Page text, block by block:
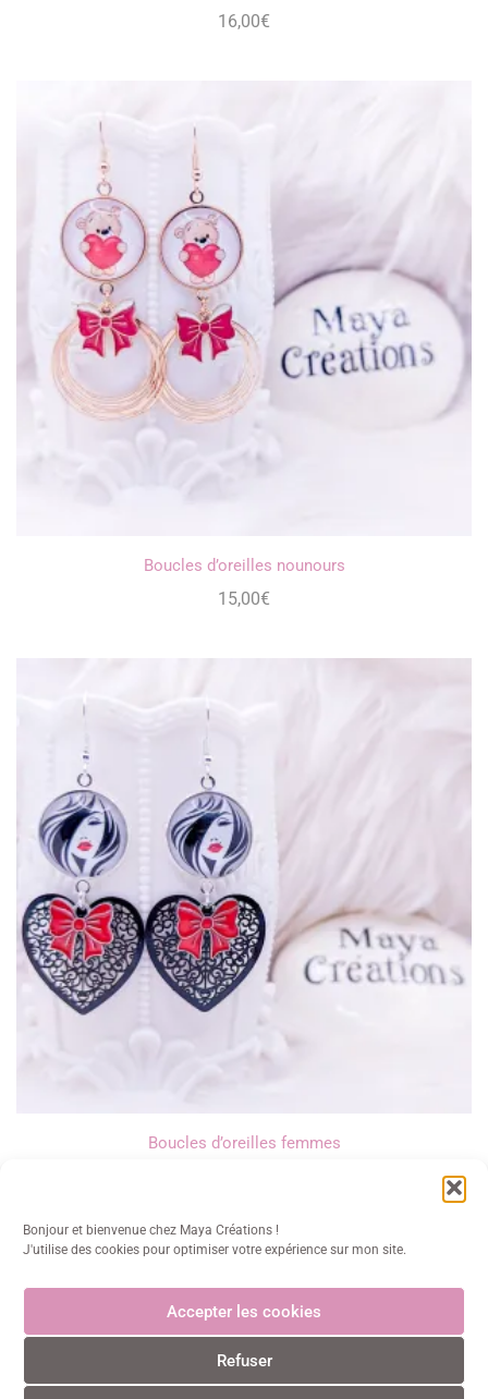
Bonjour et bienvenue chez Maya Créations !
J'utilise des cookies pour optimiser votre expérience sur mon site.
Accepter les cookies
Refuser
16,00€
Boucles d’oreilles nounours
15,00€
Boucles d’oreilles femmes
Maya Créations
info@mayacreations.fr CGU•CGV•Politique de confidentialité•Politique des